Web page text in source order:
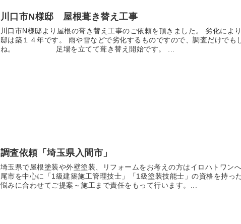
川口市N様邸 屋根葺き替え工事
川口市N様邸より屋根の葺き替え工事のご依頼を頂きました。 劣化によ
邸は築１４年です。 雨や雪などで劣化するものですので、調査だけでも
ね。 足場を立てて葺き替え開始です。 ...
調査依頼「埼玉県入間市」
埼玉県で屋根塗装や外壁塗装、リフォームをお考えの方はイロハトワン
尾市を中心に「1級建築施工管理技士」「1級塗装技能士」の資格を持っ
悩みに合わせてご提案～施工まで責任をもって行います。...